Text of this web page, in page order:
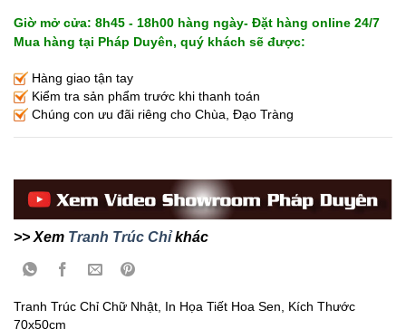
Giờ mở cửa: 8h45 - 18h00 hàng ngày- Đặt hàng online 24/7
Mua hàng tại Pháp Duyên, quý khách sẽ được:
Hàng giao tận tay
Kiểm tra sản phẩm trước khi thanh toán
Chúng con ưu đãi riêng cho Chùa, Đạo Tràng
>> Xem Tranh Trúc Chỉkhác
Tranh Trúc Chỉ Chữ Nhật, In Họa Tiết Hoa Sen, Kích Thước
70x50cm